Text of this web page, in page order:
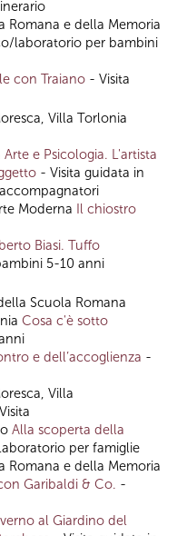
Romana e della Memoria
laboratorio per bambini
con Traiano - Visita
Villa Torlonia
Arte e Psicologia. L'artista
- Visita guidata in
Moderna Il chiostro
Biasi. Tuffo
5-10 anni
Scuola Romana
Cosa c'è sotto
e dell’accoglienza -
Villa
Alla scoperta della
per famiglie
Romana e della Memoria
Garibaldi & Co. -
al Giardino del